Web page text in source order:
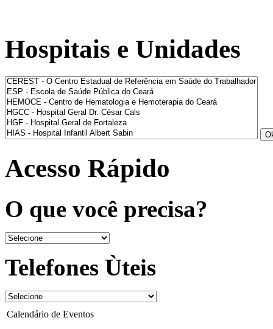
Hospitais e Unidades
Acesso Rápido
O que você precisa?
Telefones Ùteis
Calendário de Eventos